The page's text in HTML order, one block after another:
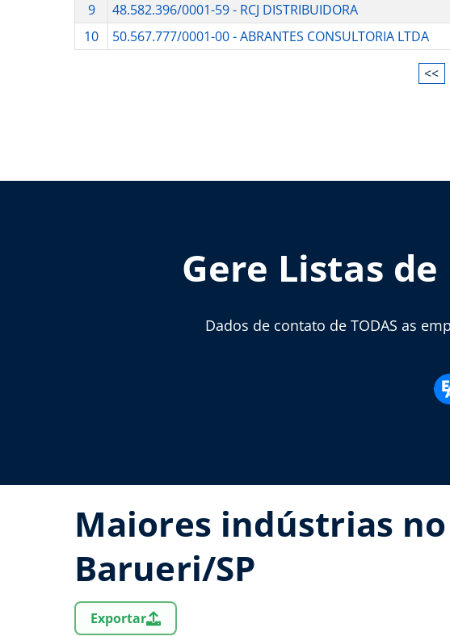
9
48.582.396/0001-59 - RCJ DISTRIBUIDORA
10
50.567.777/0001-00 - ABRANTES CONSULTORIA LTDA
<<
Gere Listas
Dados de contato de TODAS as
Maiores indústrias
Barueri/SP
Exportar